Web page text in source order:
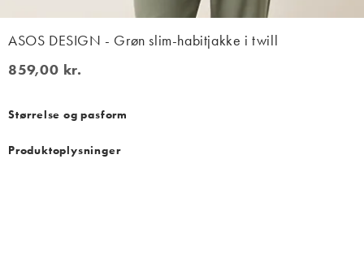
ASOS DESIGN - Grøn slim-habitjakke i twill
859,00 kr.
859,00 kr.
Størrelse og pasform
Produktoplysninger